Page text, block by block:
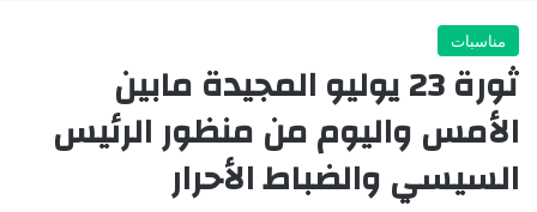
مناسبات
ثورة 23 يوليو المجيدة مابين
الأمس واليوم من منظور الرئيس
السيسي والضباط الأحرار